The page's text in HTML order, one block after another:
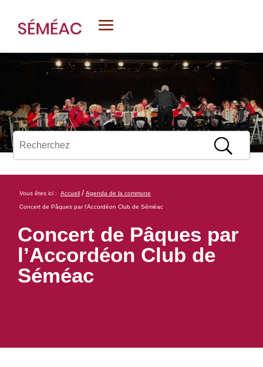
Vous êtes ici : Accueil / Agenda de la commune
Concert de Pâques par l’Accordéon Club de Séméac
Concert de Pâques par
l’Accordéon Club de
Séméac